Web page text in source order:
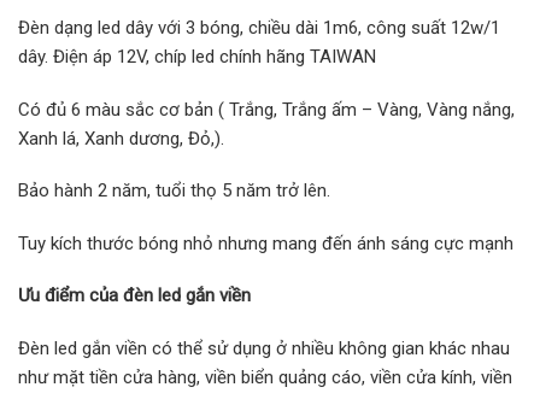
Đèn dạng led dây với 3 bóng, chiều dài 1m6, công suất 12w/1
dây. Điện áp 12V, chíp led chính hãng TAIWAN
Có đủ 6 màu sắc cơ bản ( Trắng, Trắng ấm – Vàng, Vàng nắng,
Xanh lá, Xanh dương, Đỏ,).
Bảo hành 2 năm, tuổi thọ 5 năm trở lên.
Tuy kích thước bóng nhỏ nhưng mang đến ánh sáng cực mạnh
Ưu điểm của đèn led gắn viền
Đèn led gắn viền có thể sử dụng ở nhiều không gian khác nhau
như mặt tiền cửa hàng, viền biển quảng cáo, viền cửa kính, viền